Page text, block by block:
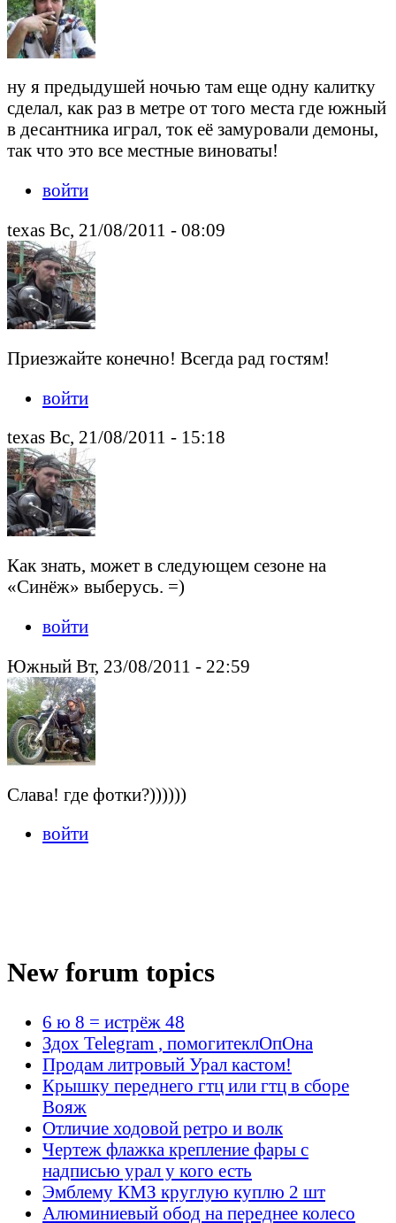
ну я предыдушей ночью там еще одну калитку
сделал, как раз в метре от того места где южный
в десантника играл, ток её замуровали демоны,
так что это все местные виноваты!
войти
texas Вс, 21/08/2011 - 08:09
Приезжайте конечно! Всегда рад гостям!
войти
texas Вс, 21/08/2011 - 15:18
Как знать, может в следующем сезоне на
«Синёж» выберусь. =)
войти
Южный Вт, 23/08/2011 - 22:59
Слава! где фотки?))))))
войти
New forum topics
6 ю 8 = истрёж 48
Здох Telegram , помогитеклОпОна
Продам литровый Урал кастом!
Крышку переднего гтц или гтц в сборе
Вояж
Отличие ходовой ретро и волк
Чертеж флажка крепление фары с
надписью урал у кого есть
Эмблему КМЗ круглую куплю 2 шт
Алюминиевый обод на переднее колесо